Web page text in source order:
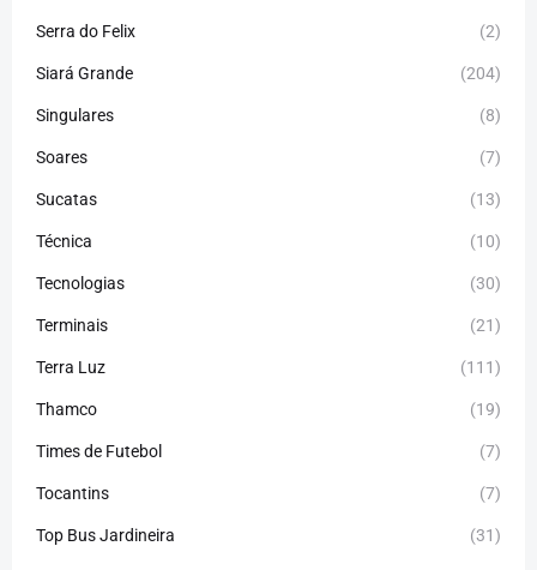
Serra do Felix (2)
Siará Grande (204)
Singulares (8)
Soares (7)
Sucatas (13)
Técnica (10)
Tecnologias (30)
Terminais (21)
Terra Luz (111)
Thamco (19)
Times de Futebol (7)
Tocantins (7)
Top Bus Jardineira (31)